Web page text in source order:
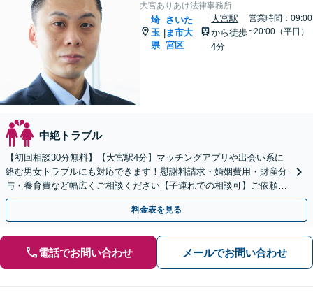
大宮ありあけ法律事務所
埼
玉
県
|
さいた
ま市大
宮区
大宮駅
から徒歩
4分
営業時間：09:00
~20:00（平日）
中絶トラブル
【初回相談30分無料】【大宮駅4分】マッチングアプリや出会い系に
絡む男女トラブルにも対応できます！慰謝料請求・婚姻費用・財産分
与・養育費など幅広くご相談ください【子連れでの相談可】ご依頼後
はLINEメールなどでの対応可
料金表を見る
電話でお問い合わせ メールでお問い合わせ